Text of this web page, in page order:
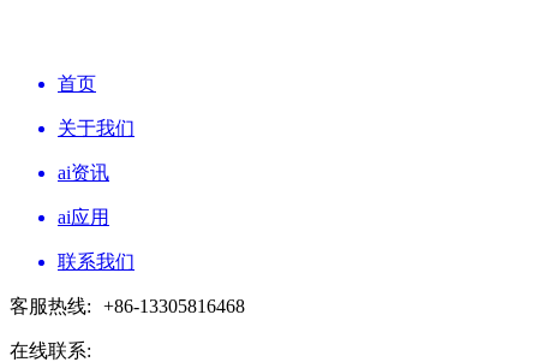
首页
关于我们
ai资讯
ai应用
联系我们
客服热线: +86-13305816468
在线联系: